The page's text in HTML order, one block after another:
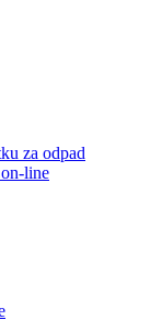
za odpad
line